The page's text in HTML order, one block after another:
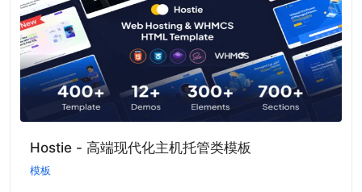
Hostie - 高端现代化主机托管类模板
模板